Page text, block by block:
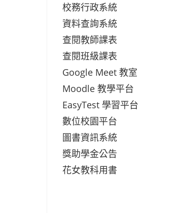
校務行政系統
資料查詢系統
查閱教師課表
查閱班級課表
Google Meet 教室
Moodle 教學平台
EasyTest 學習平台
數位校園平台
圖書資訊系統
獎助學金公告
花女教科用書